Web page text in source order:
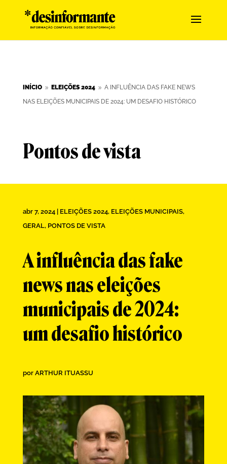
INÍCIO 9 ELEIÇÕES 2024 9 A INFLUÊNCIA DAS FAKE NEWS
NAS ELEIÇÕES MUNICIPAIS DE 2024: UM DESAFIO HISTÓRICO
Pontos de vista
abr 7, 2024| ELEIÇÕES 2024, ELEIÇÕES MUNICIPAIS,
GERAL, PONTOS DE VISTA
A influência das fake
news nas eleições
municipais de 2024:
um desafio histórico
por ARTHUR ITUASSU